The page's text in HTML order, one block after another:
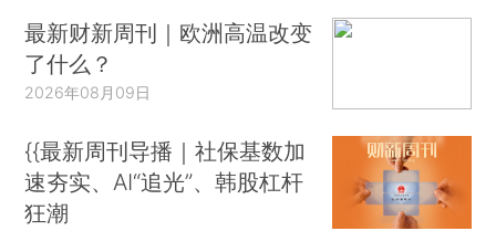
最新财新周刊｜欧洲高温改变
了什么？
2026年08月09日
{{最新周刊导播｜社保基数加
速夯实、AI“追光”、韩股杠杆
狂潮